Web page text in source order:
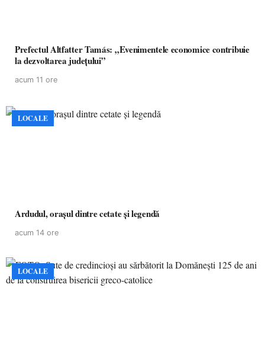
Prefectul Altfatter Tamás: „Evenimentele economice contribuie
la dezvoltarea județului”
acum 11 ore
LOCALE
Ardudul, orașul dintre cetate și legendă
acum 14 ore
LOCALE